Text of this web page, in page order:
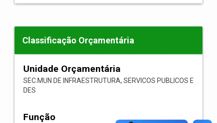
Classificação Orçamentária
Unidade Orçamentária
SEC.MUN DE INFRAESTRUTURA, SERVICOS PUBLICOS E
DES
Função